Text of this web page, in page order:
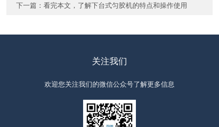
下一篇：看完本文，了解下台式匀胶机的特点和操作使用
关注我们
欢迎您关注我们的微信公众号了解更多信息